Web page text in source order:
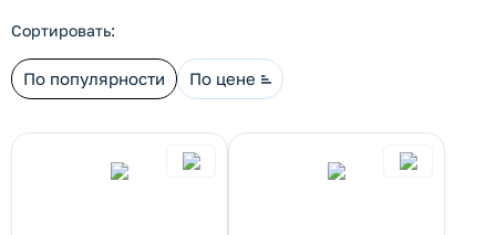
Сортировать:
По популярности По цене